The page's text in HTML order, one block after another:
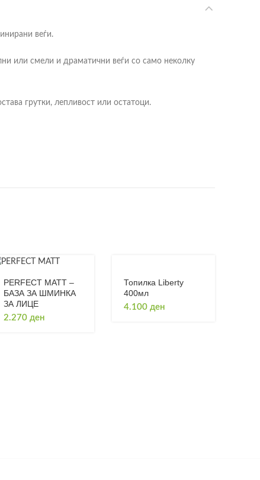
веѓи.
или смели и драматични веѓи со само неколку
грутки, лепливост или остатоци.
PERFECT MATT –
БАЗА ЗА ШМИНКА
ЗА ЛИЦЕ
2.270 ден
Топилка Liberty
400мл
4.100ден